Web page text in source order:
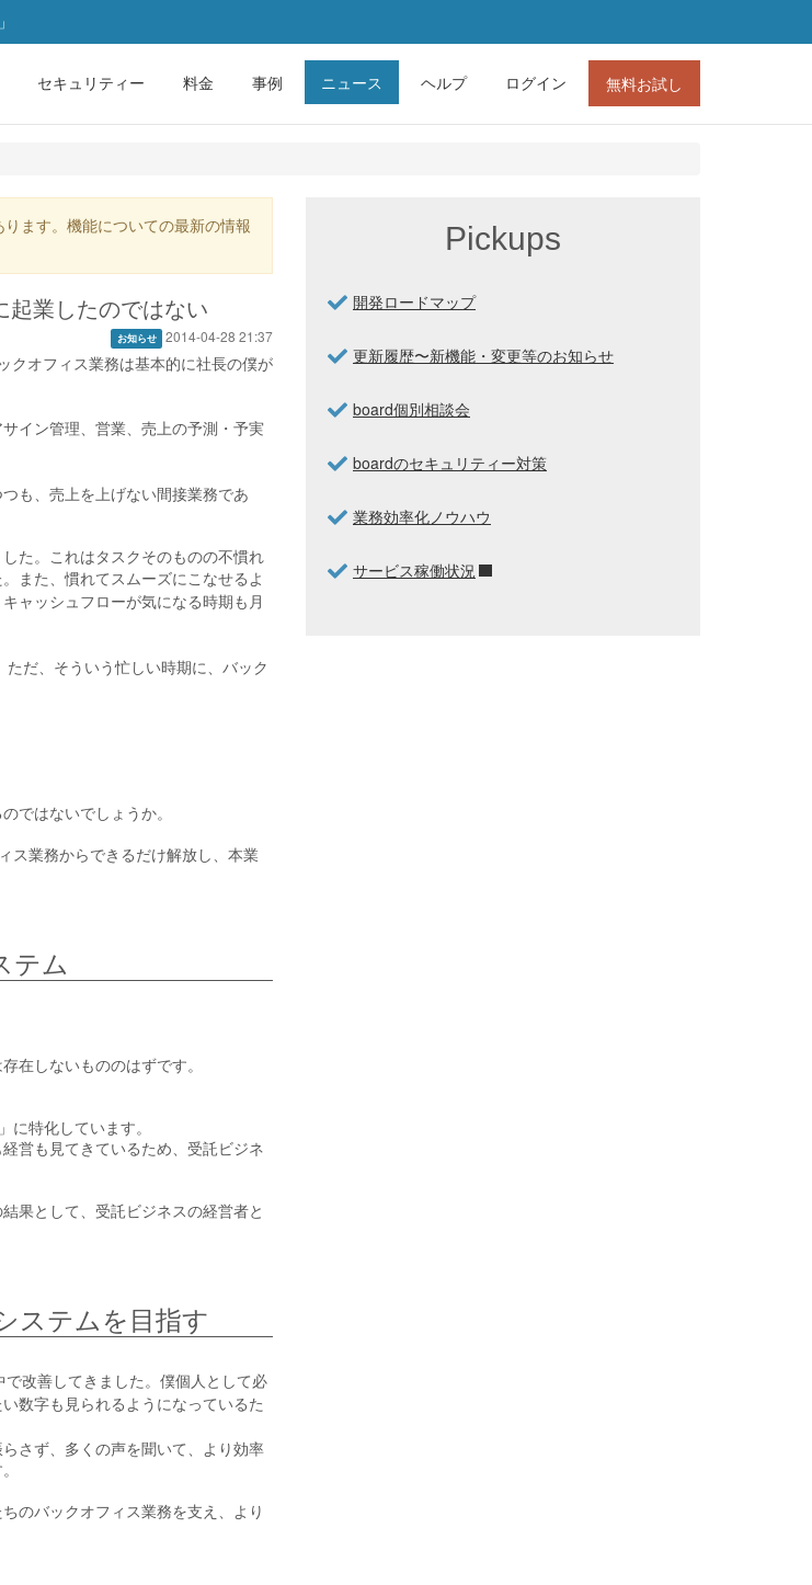
セキュリティー 料金 事例 ニュース ヘルプ ログイン 無料お試し
ます。機能についての最新の情報
起業したのではない
お知らせ 2014-04-28 21:37
クオフィス業務は基本的に社長の僕が
イン管理、営業、売上の予測・予実
も、売上を上げない間接業務であ
た。これはタスクそのものの不慣れ
また、慣れてスムーズにこなせるよ
ャッシュフローが気になる時期も月
だ、そういう忙しい時期に、バック
ではないでしょうか。
ス業務からできるだけ解放し、本業
テム
在しないもののはずです。
特化しています。
営も見てきているため、受託ビジネ
果として、受託ビジネスの経営者と
ステムを目指す
改善してきました。 僕個人として必
数字も見られるようになっているた
さず、多くの声を聞いて、より効率
のバックオフィス業務を支え、より
Pickups
開発ロードマップ
更新履歴〜新機能・変更等のお知らせ
board個別相談会
boardのセキュリティー対策
業務効率化ノウハウ
サービス稼働状況